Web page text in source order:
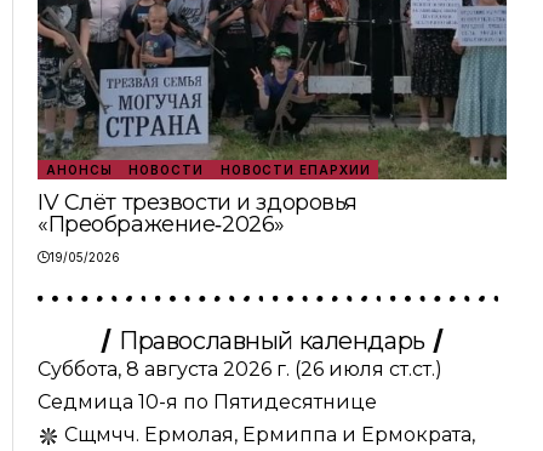
АНОНСЫ НОВОСТИ НОВОСТИ ЕПАРХИИ
IV Слёт трезвости и здоровья
«Преображение‑2026»
19/05/2026
Православный календарь
Суббота, 8 августа 2026 г. (26 июля ст.ст.)
Седмица 10-я по Пятидесятнице
Сщмчч. Ермолая, Ермиппа и Ермократа,